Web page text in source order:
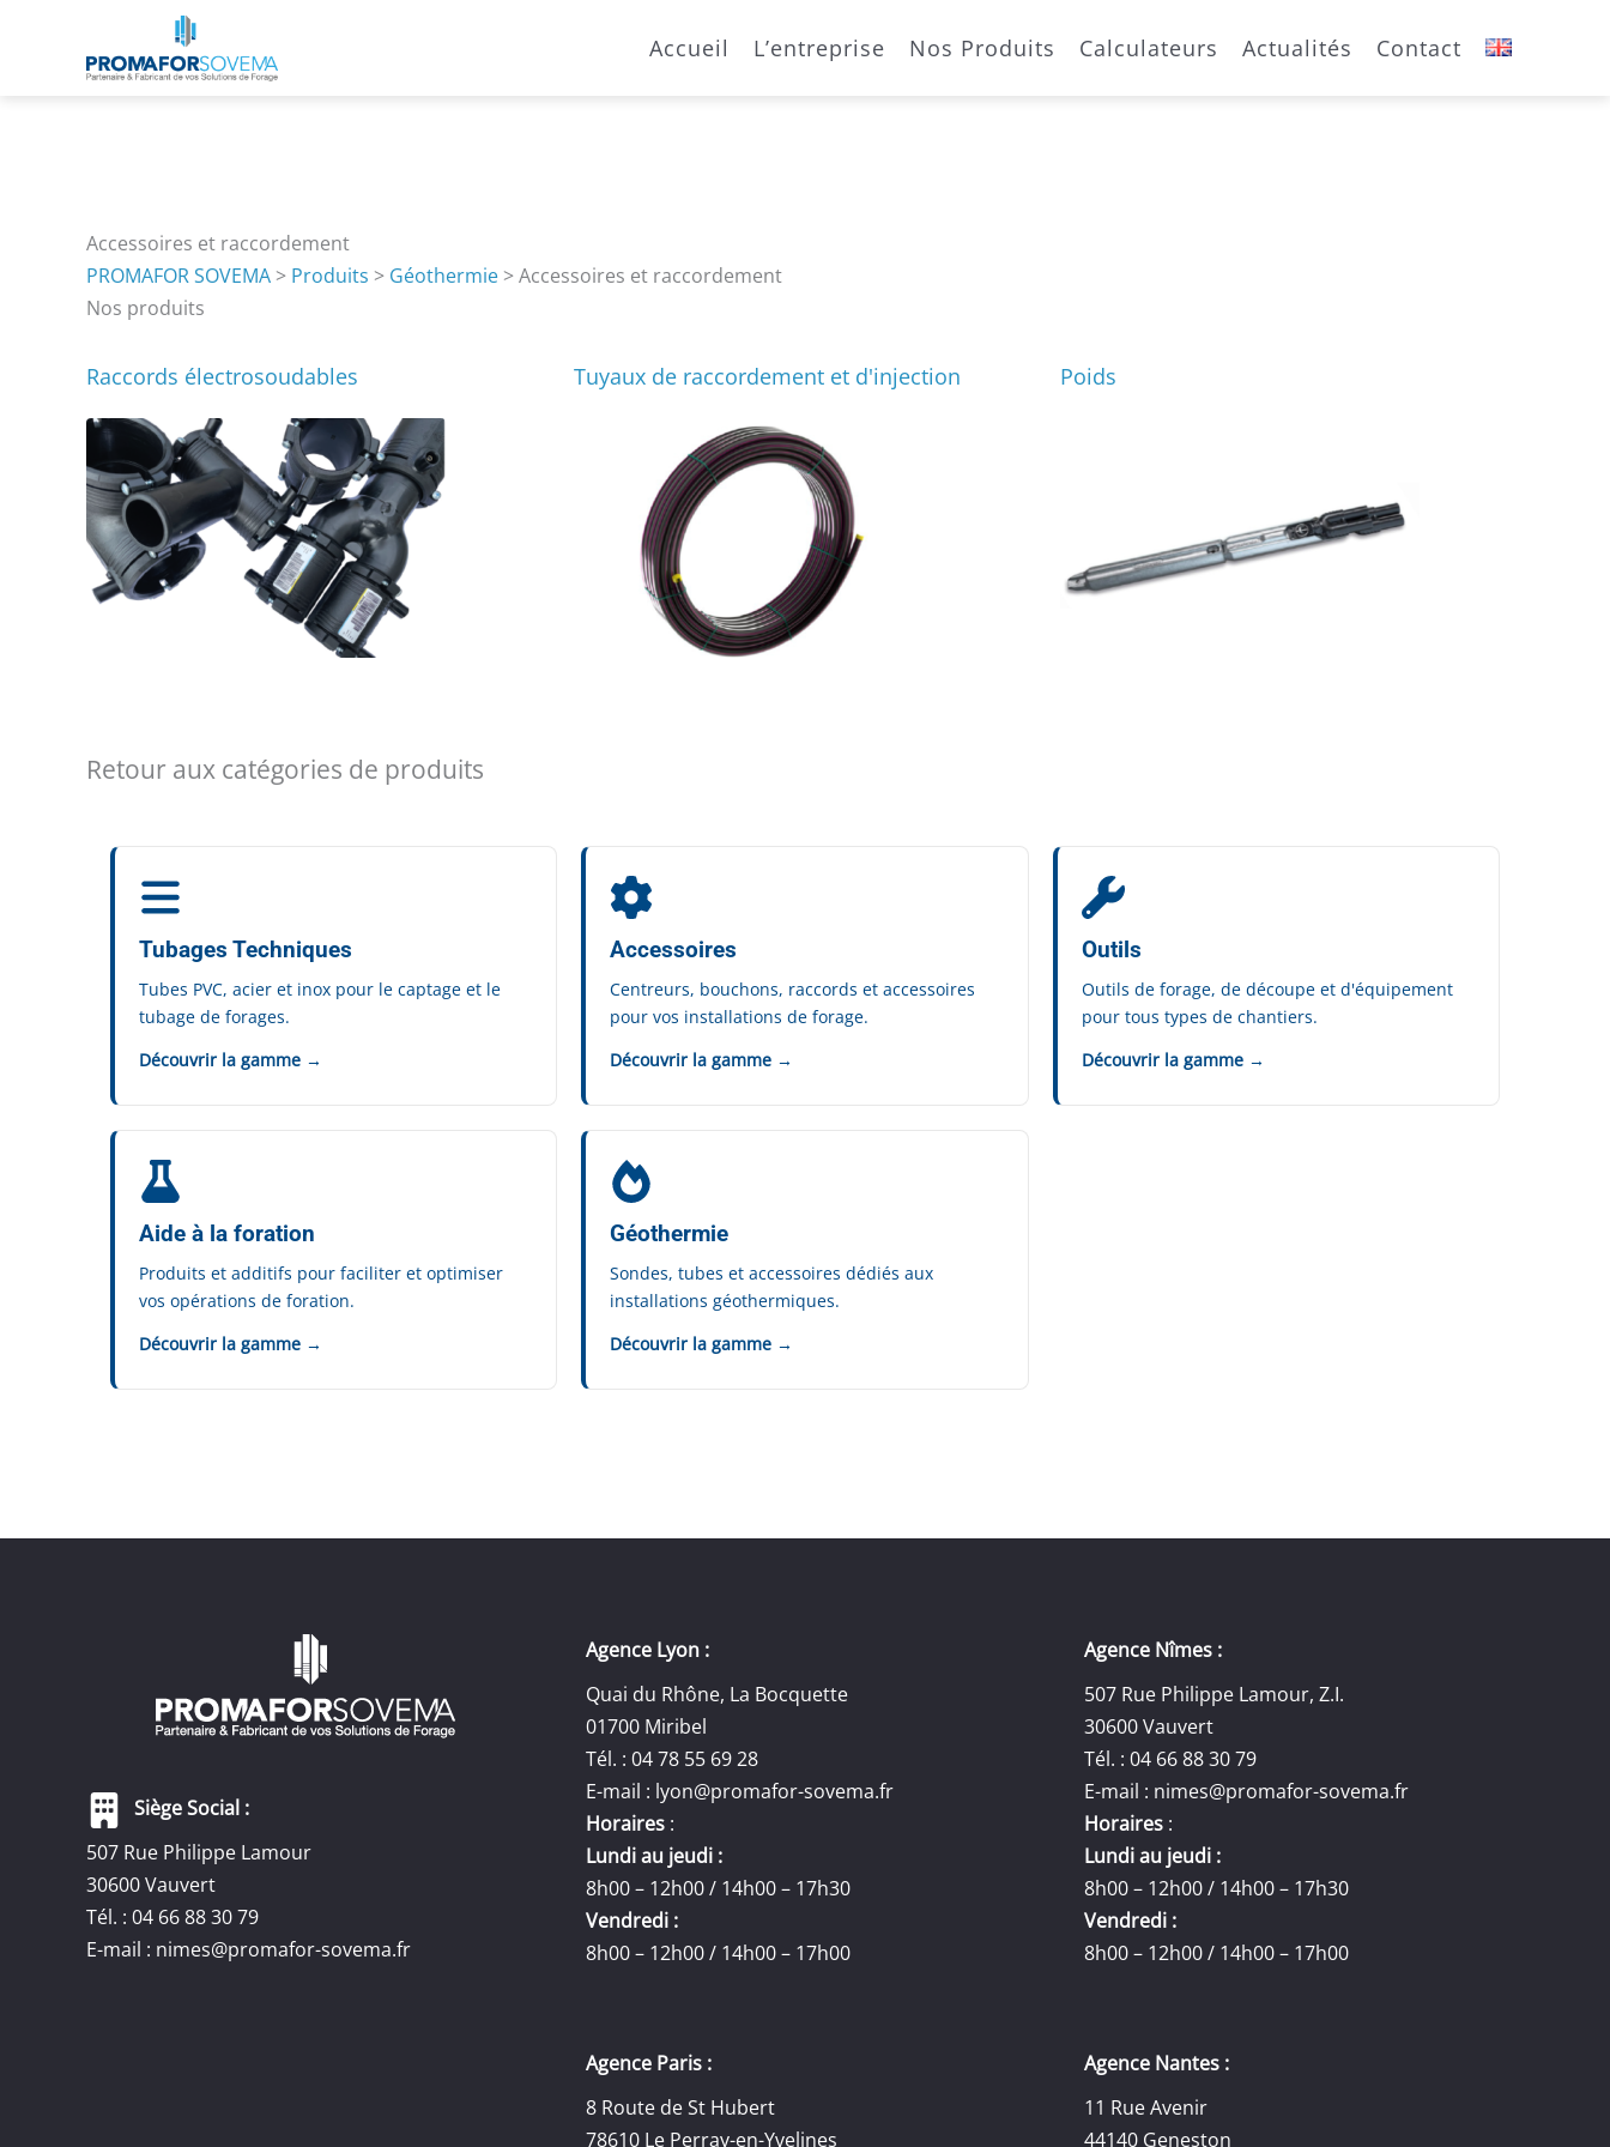
Accueil L’entreprise Nos Produits Calculateurs Actualités Contact
Accessoires et raccordement
PROMAFOR SOVEMA > Produits > Géothermie >Accessoires et raccordement
Nos produits
Raccords électrosoudables Tuyaux de raccordement et d'injection Poids
Retour aux catégories de produits
Tubages Techniques
Tubes PVC, acier et inox pour le captage et le
tubage de forages.
Découvrir la gamme →
Accessoires
Centreurs, bouchons, raccords et accessoires
pour vos installations de forage.
Découvrir la gamme →
Outils
Outils de forage, de découpe et d'équipement
pour tous types de chantiers.
Découvrir la gamme →
Aide à la foration
Produits et additifs pour faciliter et optimiser
vos opérations de foration.
Découvrir la gamme →
Géothermie
Sondes, tubes et accessoires dédiés aux
installations géothermiques.
Découvrir la gamme →
Siège Social :
507 Rue Philippe Lamour
30600 Vauvert
Tél. : 04 66 88 30 79
E-mail : nimes@promafor-sovema.fr
Agence Lyon :
Quai du Rhône, La Bocquette
01700 Miribel
Tél. : 04 78 55 69 28
E-mail : lyon@promafor-sovema.fr
Horaires :
Lundi au jeudi :
8h00 – 12h00 / 14h00 – 17h30
Vendredi :
8h00 – 12h00 / 14h00 – 17h00
Agence Paris :
8 Route de St Hubert
78610 Le Perray-en-Yvelines
Agence Nîmes :
507 Rue Philippe Lamour, Z.I.
30600 Vauvert
Tél. : 04 66 88 30 79
E-mail : nimes@promafor-sovema.fr
Horaires :
Lundi au jeudi :
8h00 – 12h00 / 14h00 – 17h30
Vendredi :
8h00 – 12h00 / 14h00 – 17h00
Agence Nantes :
11 Rue Avenir
44140 Geneston